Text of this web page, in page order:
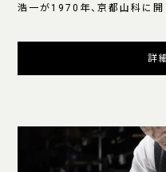
浩一が1970年、京都山科に開
詳